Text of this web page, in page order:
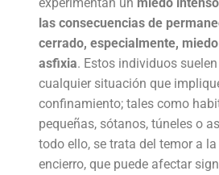
las consecuencias de
cerrado, especialmente,
asfixia. Estos individuos
cualquier situación que
confinamiento; tales como
pequeñas, sótanos, túneles o
todo ello, se trata del temor a
encierro, que puede afectar